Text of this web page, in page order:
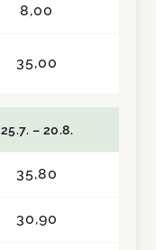
8,00
35,00
25.7. – 20.8.
35,80
30,90